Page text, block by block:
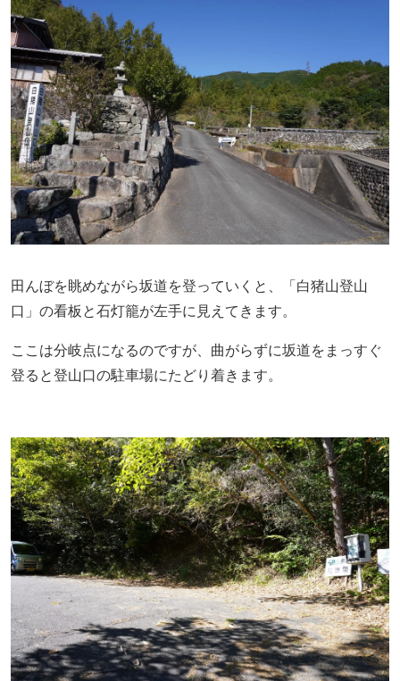
田んぼを眺めながら坂道を登っていくと、「白猪山登山
口」の看板と石灯籠が左手に見えてきます。
ここは分岐点になるのですが、曲がらずに坂道をまっすぐ
登ると登山口の駐車場にたどり着きます。